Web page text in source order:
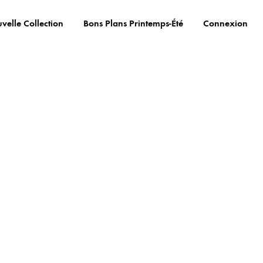
Collection Bons Plans Printemps-Été Connexion